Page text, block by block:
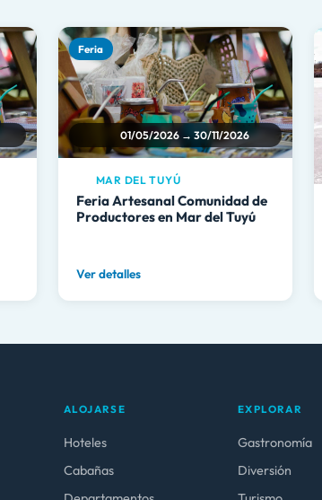
Feria
01/05/2026 → 30/11/2026
MAR DEL TUYÚ
Feria Artesanal Comunidad de
Productores en Mar del Tuyú
Ver detalles
ALOJARSE
Hoteles
Cabañas
EXPLORAR
Gastronomía
Diversión